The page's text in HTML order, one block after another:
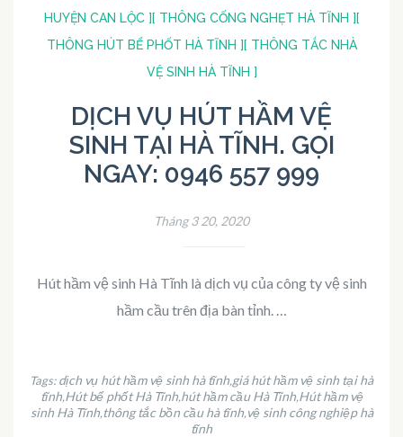
HUYỆN CAN LỘC ] [ THÔNG CỐNG NGHẸT HÀ TĨNH ] [
THÔNG HÚT BỂ PHỐT HÀ TĨNH ] [ THÔNG TẮC NHÀ
VỆ SINH HÀ TĨNH ]
DỊCH VỤ HÚT HẦM VỆ
SINH TẠI HÀ TĨNH. GỌI
NGAY: 0946 557 999
Tháng 3 20, 2020
Hút hầm vệ sinh Hà Tĩnh là dịch vụ của công ty vệ sinh
hầm cầu trên địa bàn tỉnh. …
Tags:dịch vụ hút hầm vệ sinh hà tĩnh,giá hút hầm vệ sinh tại hà
tĩnh,Hút bể phốt Hà Tĩnh,hút hầm cầu Hà Tĩnh,Hút hầm vệ
sinh Hà Tĩnh,thông tắc bồn cầu hà tĩnh,vệ sinh công nghiệp hà
tĩnh